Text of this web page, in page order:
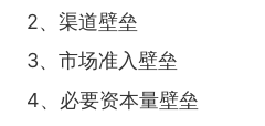
2、渠道壁垒
3、市场准入壁垒
4、必要资本量壁垒